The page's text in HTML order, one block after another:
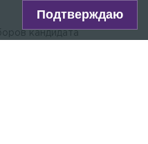
Сегодня, 15:23
кандидата
Подтверждаю